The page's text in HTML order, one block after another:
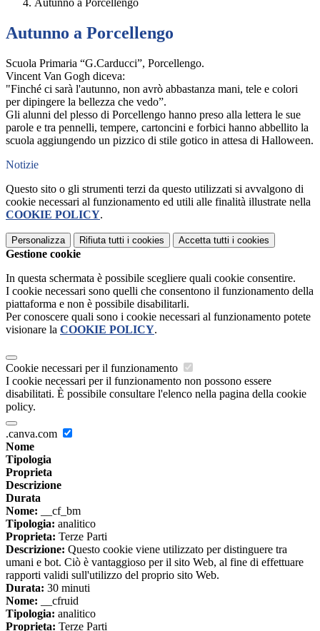
Autunno a Porcellengo
Autunno a Porcellengo
Scuola Primaria “G.Carducci”, Porcellengo.
Vincent Van Gogh diceva:
"Finché ci sarà l'autunno, non avrò abbastanza mani, tele e colori
per dipingere la bellezza che vedo”.
Gli alunni del plesso di Porcellengo hanno preso alla lettera le sue
parole e tra pennelli, tempere, cartoncini e forbici hanno abbellito la
scuola aggiungendo un pizzico di stile gotico in attesa di Halloween.
Notizie
Questo sito o gli strumenti terzi da questo utilizzati si avvalgono di
cookie necessari al funzionamento ed utili alle finalità illustrate nella
COOKIE POLICY.
Personalizza Rifiuta tutti i cookies Accetta tutti i cookies
Gestione cookie
In questa schermata è possibile scegliere quali cookie consentire.
I cookie necessari sono quelli che consentono il funzionamento della
piattaforma e non è possibile disabilitarli.
Per conoscere quali sono i cookie necessari al funzionamento potete
visionare la COOKIE POLICY.
Cookie necessari per il funzionamento
I cookie necessari per il funzionamento non possono essere
disabilitati. È possibile consultare l'elenco nella pagina della cookie
policy.
.canva.com
Nome
Tipologia
Proprieta
Descrizione
Durata
Nome: __cf_bm
Tipologia: analitico
Proprieta: Terze Parti
Descrizione: Questo cookie viene utilizzato per distinguere tra
umani e bot. Ciò è vantaggioso per il sito Web, al fine di effettuare
rapporti validi sull'utilizzo del proprio sito Web.
Durata: 30 minuti
Nome: __cfruid
Tipologia: analitico
Proprieta: Terze Parti